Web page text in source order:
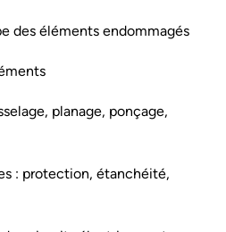
des éléments endommagés
planage, ponçage,
: protection, étanchéité,